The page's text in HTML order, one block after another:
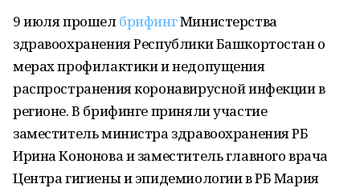
9 июля прошелбрифингМинистерства
здравоохранения Республики Башкортостан о
мерах профилактики и недопущения
распространения коронавирусной инфекции в
регионе. В брифинге приняли участие
заместитель министра здравоохранения РБ
Ирина Кононова и заместитель главного врача
Центра гигиены и эпидемиологии в РБ Мария